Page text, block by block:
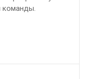
команды.